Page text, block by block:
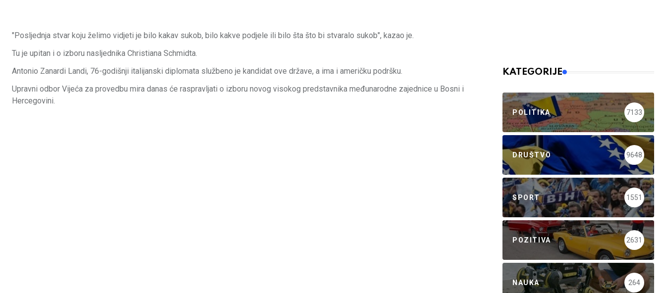
"Posljednja stvar koju želimo vidjeti je bilo kakav sukob, bilo kakve podjele ili bilo šta što bi stvaralo sukob", kazao je.
Tu je upitan i o izboru nasljednika Christiana Schmidta.
Antonio Zanardi Landi, 76-godišnji italijanski diplomata službeno je kandidat ove države, a ima i američku podršku.
Upravni odbor Vijeća za provedbu mira danas će raspravljati o izboru novog visokog predstavnika međunarodne zajednice u Bosni i
Hercegovini.
KATEGORIJE
POLITIKA 7133
DRUŠTVO 9648
SPORT 1551
POZITIVA 2631
NAUKA 264